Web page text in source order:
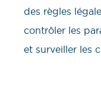
des règles
contrôler les
et surveiller les